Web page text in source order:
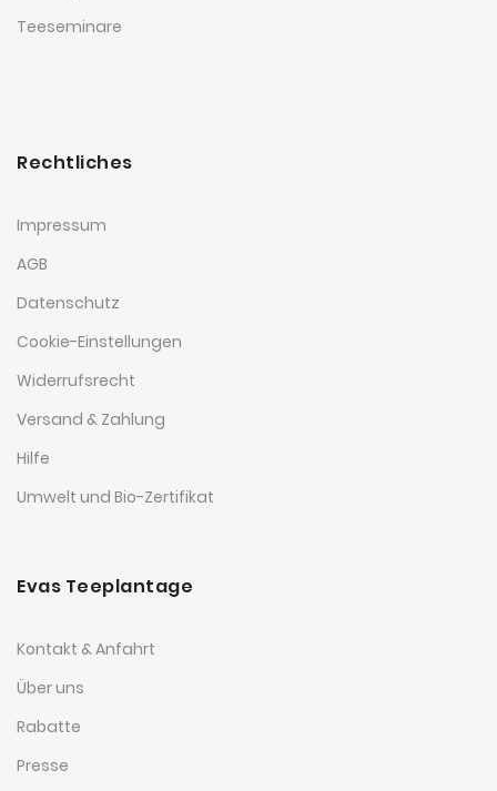
Teeseminare
Rechtliches
Impressum
AGB
Datenschutz
Cookie-Einstellungen
Widerrufsrecht
Versand & Zahlung
Hilfe
Umwelt und Bio-Zertifikat
Evas Teeplantage
Kontakt & Anfahrt
Über uns
Rabatte
Presse